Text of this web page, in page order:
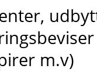
m.v)